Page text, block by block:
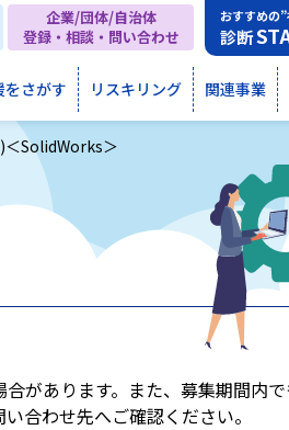
をさがす リスキリング 関連事業
おすすめの
診断
企業/団体/自治体
登録・相談・問い合わせ
＜SolidWorks＞
があります。また、募集期間内
合わせ先へご確認ください。